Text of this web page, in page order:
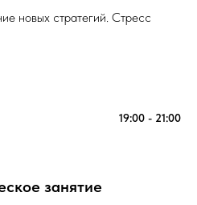
новых стратегий. Стресс
19:00 - 21:00
занятие